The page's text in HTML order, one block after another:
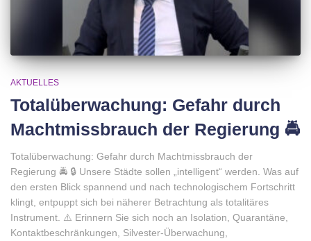
AKTUELLES
Totalüberwachung: Gefahr durch
Machtmissbrauch der Regierung 🚔
Totalüberwachung: Gefahr durch Machtmissbrauch der
Regierung 🚔 🔒 Unsere Städte sollen „intelligent“ werden. Was auf
den ersten Blick spannend und nach technologischem Fortschritt
klingt, entpuppt sich bei näherer Betrachtung als totalitäres
Instrument. ⚠️ Erinnern Sie sich noch an Isolation, Quarantäne,
Kontaktbeschränkungen, Silvester-Überwachung,